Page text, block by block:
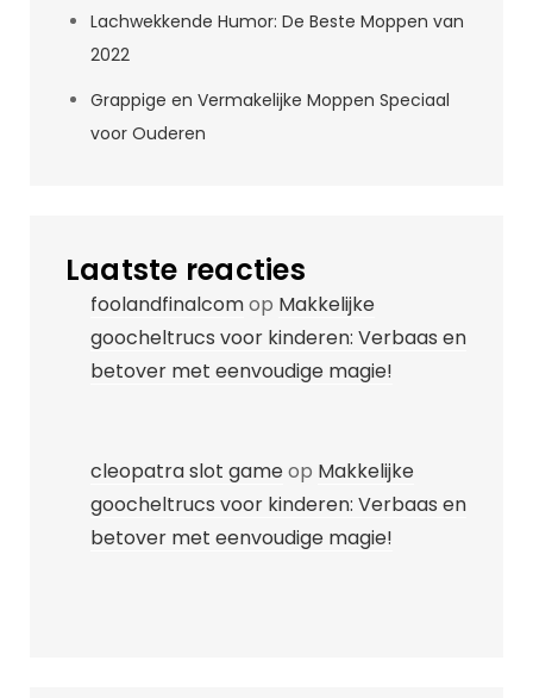
Lachwekkende Humor: De Beste Moppen van
2022
Grappige en Vermakelijke Moppen Speciaal
voor Ouderen
Laatste reacties
foolandfinalcomop Makkelijke
goocheltrucs voor kinderen: Verbaas en
betover met eenvoudige magie!
cleopatra slot gameop Makkelijke
goocheltrucs voor kinderen: Verbaas en
betover met eenvoudige magie!